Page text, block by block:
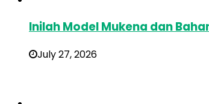
Inilah Model Mukena dan
July 27, 2026